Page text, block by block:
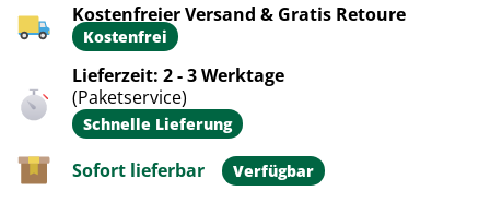
Kostenfreier Versand & Gratis Retoure
Kostenfrei
Lieferzeit: 2 - 3 Werktage
(Paketservice)
Schnelle Lieferung
Sofort lieferbar Verfügbar